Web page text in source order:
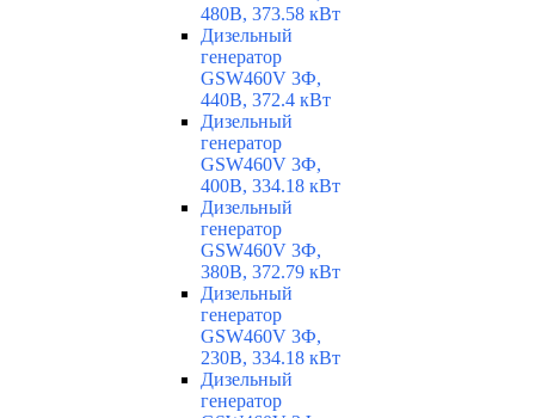
480В, 373.58 кВт
Дизельный
генератор
GSW460V 3Ф,
440В, 372.4 кВт
Дизельный
генератор
GSW460V 3Ф,
400В, 334.18 кВт
Дизельный
генератор
GSW460V 3Ф,
380В, 372.79 кВт
Дизельный
генератор
GSW460V 3Ф,
230В, 334.18 кВт
Дизельный
генератор